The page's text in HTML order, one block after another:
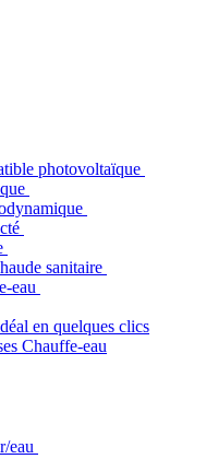
photovoltaïque
sanitaire
eau
en quelques clics
Chauffe-eau
eau